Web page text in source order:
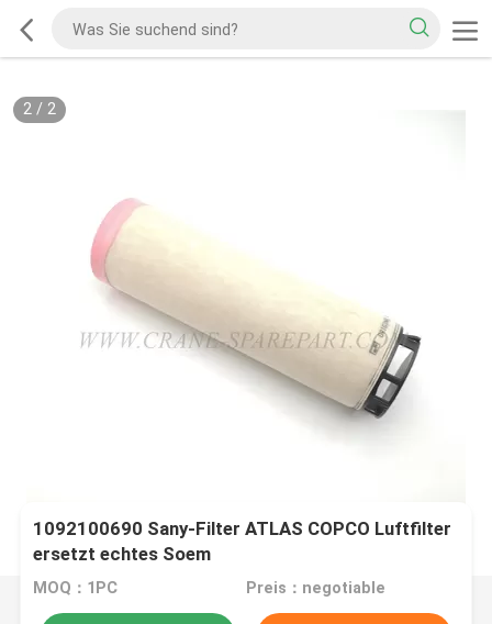
2/ 2
1092100690 Sany-Filter ATLAS COPCO Luftfilter
ersetzt echtes Soem
MOQ：1PC Preis：negotiable